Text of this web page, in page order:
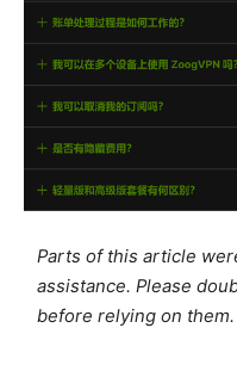
Parts of this article
assistance. Please
before relying on them.